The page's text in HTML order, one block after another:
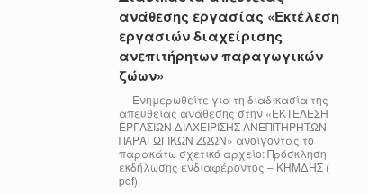
ανάθεσης εργασίας «Εκτέλεση
εργασιών διαχείρισης
ανεπιτήρητων παραγωγικών
ζώων»
Ενημερωθείτε για τη διαδικασία της
απευθείας ανάθεσης στην «ΕΚΤΕΛΕΣΗ
ΕΡΓΑΣΙΩΝ ΔΙΑΧΕΙΡΙΣΗΣ ΑΝΕΠΙΤΗΡΗΤΩΝ
ΠΑΡΑΓΩΓΙΚΩΝ ΖΩΩΝ» ανοίγοντας το
παρακάτω σχετικό αρχείο: Πρόσκληση
εκδήλωσης ενδιαφέροντος – ΚΗΜΔΗΣ (
pdf)